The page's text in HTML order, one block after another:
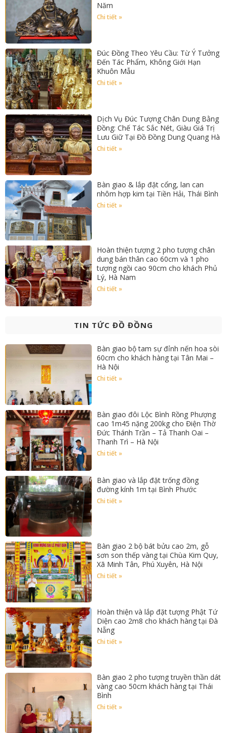
Năm
Chi tiết »
Đúc Đồng Theo Yêu Cầu: Từ Ý Tưởng
Đến Tác Phẩm, Không Giới Hạn
Khuôn Mẫu
Chi tiết »
Dịch Vụ Đúc Tượng Chân Dung Bằng
Đồng: Chế Tác Sắc Nét, Giàu Giá Trị
Lưu Giữ Tại Đồ Đồng Dung Quang Hà
Chi tiết »
Bàn giao & lắp đặt cổng, lan can
nhôm hợp kim tại Tiền Hải, Thái Bình
Chi tiết »
Hoàn thiện tượng 2 pho tượng chân
dung bán thân cao 60cm và 1 pho
tượng ngồi cao 90cm cho khách Phủ
Lý, Hà Nam
Chi tiết »
TIN TỨC ĐỒ ĐỒNG
Bàn giao bộ tam sự đỉnh nến hoa sòi
60cm cho khách hàng tại Tân Mai –
Hà Nội
Chi tiết »
Bàn giao đôi Lộc Bình Rồng Phượng
cao 1m45 nặng 200kg cho Điện Thờ
Đức Thánh Trần – Tả Thanh Oai –
Thanh Trì – Hà Nội
Chi tiết »
Bàn giao và lắp đặt trống đồng
đường kính 1m tại Bình Phước
Chi tiết »
Bàn giao 2 bộ bát bửu cao 2m, gỗ
sơn son thếp vàng tại Chùa Kim Quy,
Xã Minh Tân, Phú Xuyên, Hà Nội
Chi tiết »
Hoàn thiện và lắp đặt tượng Phật Tứ
Diện cao 2m8 cho khách hàng tại Đà
Nẵng
Chi tiết »
Bàn giao 2 pho tượng truyền thần dát
vàng cao 50cm khách hàng tại Thái
Bình
Chi tiết »